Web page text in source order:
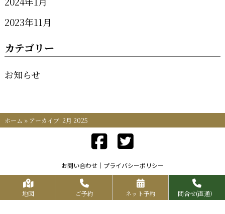
2023年11月
カテゴリー
お知らせ
ホーム » アーカイブ: 2月 2025
お問い合わせ プライバシーポリシー
Copyrights KR FOOD SERVICE All Rights Reserved.
地図 ご予約 ネット予約 問合せ(直通）